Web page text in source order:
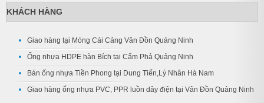
KHÁCH HÀNG
Giao hàng tại Móng Cái Cảng Vân Đồn Quảng Ninh
Ống nhựa HDPE hàn Bích tại Cẩm Phả Quảng Ninh
Bán ống nhựa Tiền Phong tại Dung Tiến,Lý Nhân Hà Nam
Giao hàng ống nhựa PVC, PPR luồn dây điện tại Vân Đồn Quảng Ninh